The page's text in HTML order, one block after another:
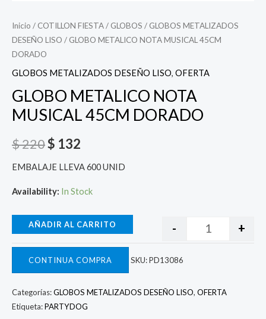
Inicio / COTILLON FIESTA/ GLOBOS / GLOBOS METALIZADOS
DESEÑO LISO / GLOBO METALICO NOTA MUSICAL 45CM
DORADO
GLOBOS METALIZADOS DESEÑO LISO, OFERTA
GLOBO METALICO NOTA
MUSICAL 45CM DORADO
$220$ 132
EMBALAJE LLEVA 600 UNID
Availability: In Stock
- +
AÑADIR AL CARRITO
CONTINUA COMPRA SKU:PD13086
Categorías:GLOBOS METALIZADOS DESEÑO LISO, OFERTA
Etiqueta:PARTYDOG